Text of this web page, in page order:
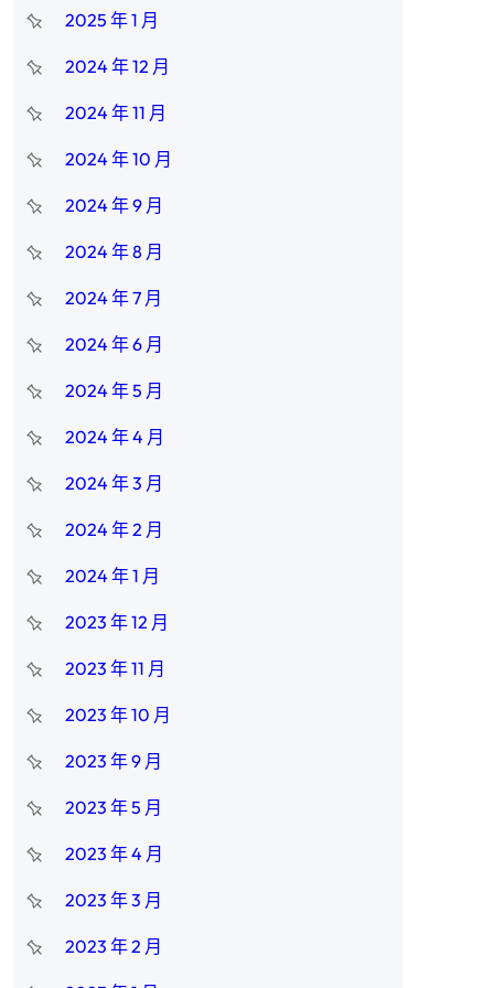
2025 年 1 月
2024 年 12 月
2024 年 11 月
2024 年 10 月
2024 年 9 月
2024 年 8 月
2024 年 7 月
2024 年 6 月
2024 年 5 月
2024 年 4 月
2024 年 3 月
2024 年 2 月
2024 年 1 月
2023 年 12 月
2023 年 11 月
2023 年 10 月
2023 年 9 月
2023 年 5 月
2023 年 4 月
2023 年 3 月
2023 年 2 月